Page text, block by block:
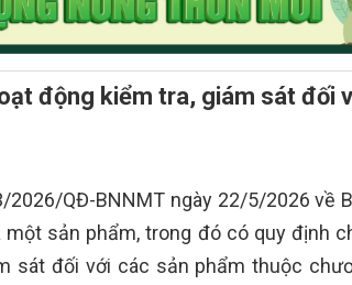
động kiểm tra, giám sát đối
QĐ-BNNMT ngày 22/5/2026 về
sản phẩm, trong đó có quy định
sát đối với các sản phẩm thuộc